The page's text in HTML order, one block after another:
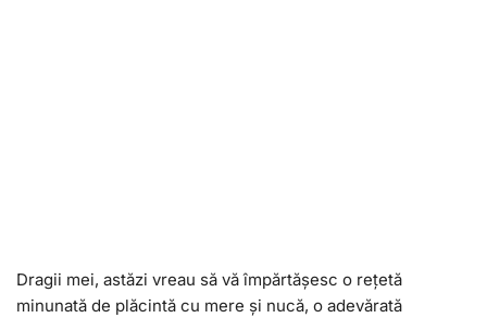
Dragii mei, astăzi vreau să vă împărtășesc o rețetă
minunată de plăcintă cu mere și nucă, o adevărată